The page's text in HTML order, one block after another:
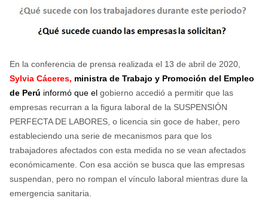
En la conferencia de prensa realizada el 13 de abril de 2020,
Sylvia Cáceres, ministra de Trabajo y Promoción del Empleo
de Perú informó que elgobierno accedió a permitir que las
empresas recurran a la figura laboral de la SUSPENSIÓN
PERFECTA DE LABORES, o licencia sin goce de haber, pero
estableciendo una serie de mecanismos para que los
trabajadores afectados con esta medida no se vean afectados
económicamente. Con esa acción se busca que las empresas
suspendan, pero no rompan el vínculo laboral mientras dure la
emergencia sanitaria.